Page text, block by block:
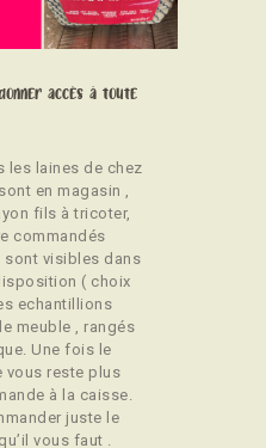
accès à toute
les laines de chez
en magasin ,
fils à tricoter,
commandés
sont visibles dans
( choix
echantillions
meuble , rangés
Une fois le
vous reste plus
à la caisse.
juste le
vous faut .